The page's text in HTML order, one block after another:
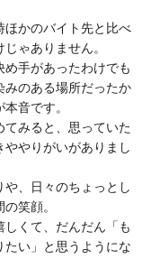
ほかのバイト先と比べ
ゃありません。
め手があったわけでも
みのある場所だったか
音です。
てみると、思っていた
ややりがいがありまし
、日々のちょっとし
笑顔。
しくて、だんだん「も
たい」と思うようにな